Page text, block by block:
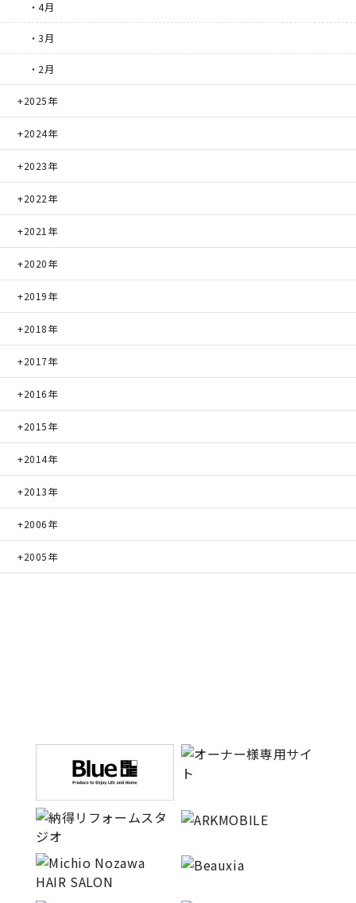
よくある質問
・4月
・3月
・2月
2025年
2024年
2023年
2022年
2021年
2020年
2019年
2018年
2017年
2016年
2015年
2014年
2013年
2006年
2005年